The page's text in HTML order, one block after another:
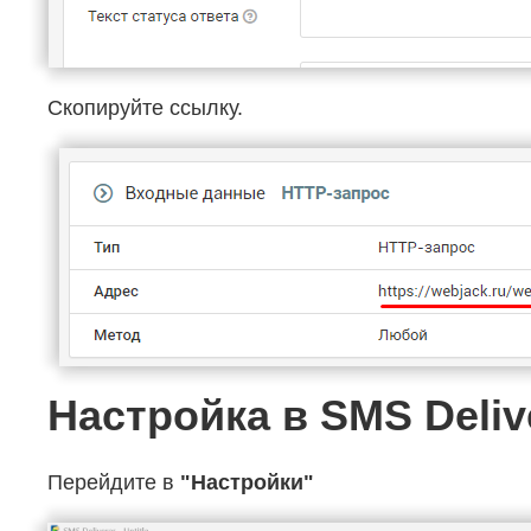
Скопируйте ссылку.
Настройка в SMS
Перейдите в "Настройки"